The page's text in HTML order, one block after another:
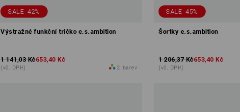
SALE -42%
Výstražné funkční tričko e.s.ambition
1 141,03 Kč653,40 Kč
(vč. DPH) 2 barev
SALE -45%
Šortky e.s.ambition
1 206,37 Kč653,40 Kč
(vč. DPH)